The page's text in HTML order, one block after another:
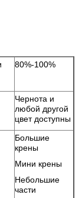
80%-100%
Чернота и
любой другой
цвет доступны
Большие
крены
Мини крены
Небольшие
части